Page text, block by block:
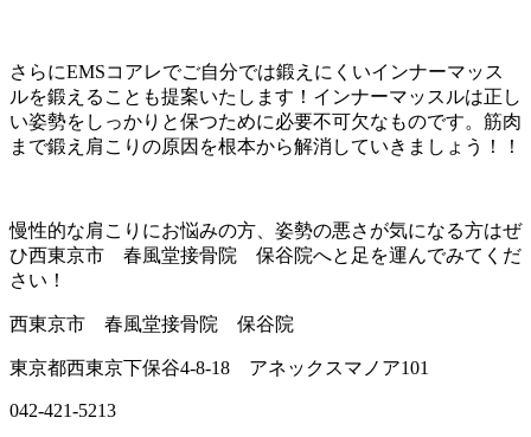
さらにEMSコアレでご自分では鍛えにくいインナーマッス
ルを鍛えることも提案いたします！インナーマッスルは正し
い姿勢をしっかりと保つために必要不可欠なものです。筋肉
まで鍛え肩こりの原因を根本から解消していきましょう！！
慢性的な肩こりにお悩みの方、姿勢の悪さが気になる方はぜ
ひ西東京市 春風堂接骨院 保谷院へと足を運んでみてくだ
さい！
西東京市 春風堂接骨院 保谷院
東京都西東京下保谷4-8-18 アネックスマノア101
042-421-5213